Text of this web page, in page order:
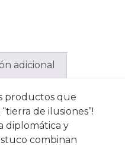
adicional
productos que
de ilusiones”!
diplomática y
combinan